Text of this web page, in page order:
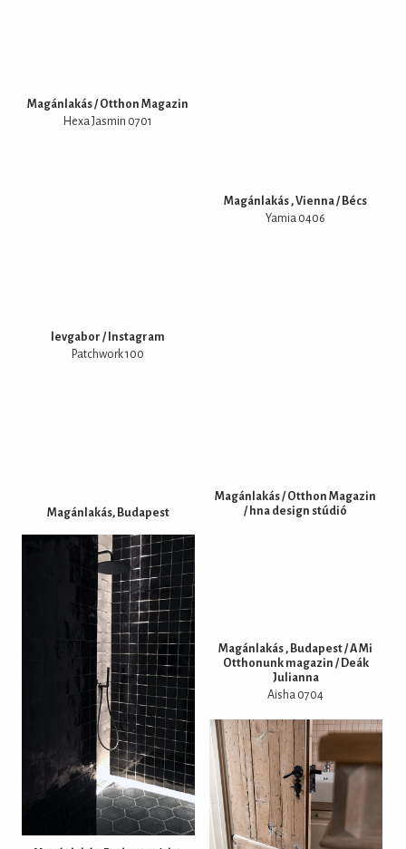
Magánlakás / Otthon Magazin
Hexa Jasmin 0701
Magánlakás , Vienna / Bécs
Yamia 0406
levgabor / Instagram
Patchwork 100
Magánlakás / Otthon Magazin
/ hna design stúdió
Magánlakás, Budapest
Magánlakás , Budapest / A Mi
Otthonunk magazin / Deák
Julianna
Aisha 0704